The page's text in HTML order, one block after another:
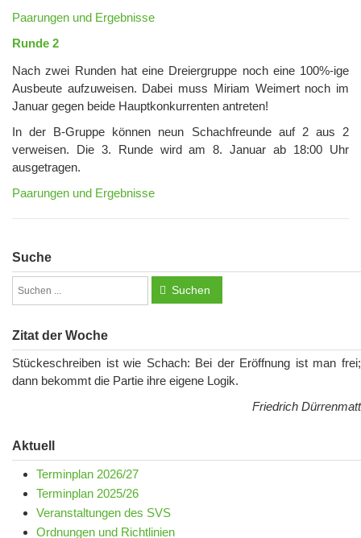
Paarungen und Ergebnisse
Runde 2
Nach zwei Runden hat eine Dreiergruppe noch eine 100%-ige
Ausbeute aufzuweisen. Dabei muss Miriam Weimert noch im
Januar gegen beide Hauptkonkurrenten antreten!
In der B-Gruppe können neun Schachfreunde auf 2 aus 2
verweisen. Die 3. Runde wird am 8. Januar ab 18:00 Uhr
ausgetragen.
Paarungen und Ergebnisse
Suche
Suchen
Zitat der Woche
Stückeschreiben ist wie Schach: Bei der Eröffnung ist man frei;
dann bekommt die Partie ihre eigene Logik.
Friedrich Dürrenmatt
Aktuell
Terminplan 2026/27
Terminplan 2025/26
Veranstaltungen des SVS
Ordnungen und Richtlinien